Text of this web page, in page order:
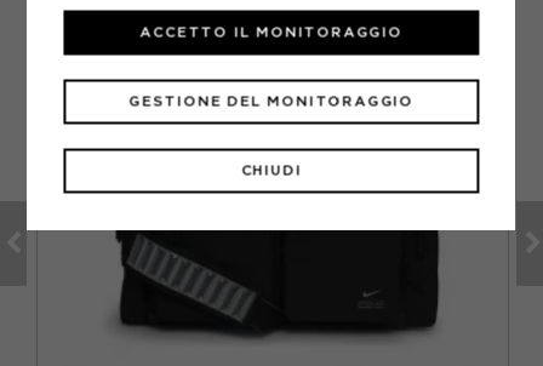
CHIUDI
GESTIONE DEL MONITORAGGIO
ACCETTO IL MONITORAGGIO